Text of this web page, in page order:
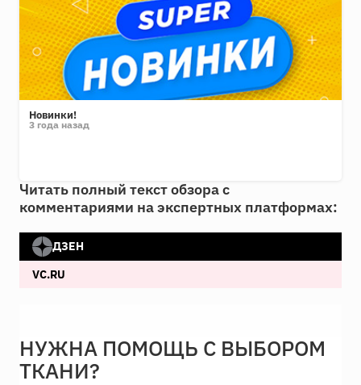
Новинки!
3 года назад
Читать полный текст обзора с
комментариями на экспертных платформах:
ДЗЕН
VC.RU
НУЖНА ПОМОЩЬ С ВЫБОРОМ
ТКАНИ?